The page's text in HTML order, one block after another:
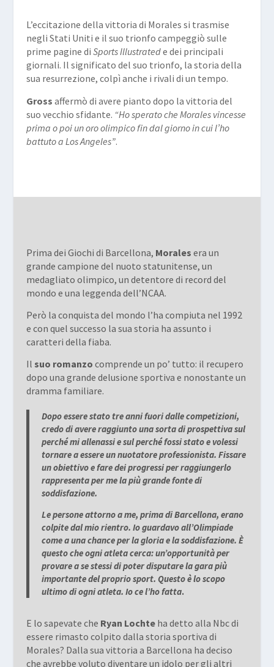
L’eccitazione della vittoria di Morales si trasmise
negli Stati Uniti e il suo trionfo campeggiò sulle
prime pagine di Sports Illustratede dei principali
giornali. Il significato del suo trionfo, la storia della
sua resurrezione, colpì anche i rivali di un tempo.
Gross affermò di avere pianto dopo la vittoria del
suo vecchio sfidante. “Ho sperato che Morales vincesse
prima o poi un oro olimpico fin dal giorno in cui l’ho
battuto a Los Angeles”.
Prima dei Giochi di Barcellona, Morales era un
grande campione del nuoto statunitense, un
medagliato olimpico, un detentore di record del
mondo e una leggenda dell’NCAA.
Però la conquista del mondo l’ha compiuta nel 1992
e con quel successo la sua storia ha assunto i
caratteri della fiaba.
Il suo romanzo comprende un po’ tutto: il recupero
dopo una grande delusione sportiva e nonostante un
dramma familiare.
Dopo essere stato tre anni fuori dalle competizioni,
credo di avere raggiunto una sorta di prospettiva sul
perché mi allenassi e sul perché fossi stato e volessi
tornare a essere un nuotatore professionista. Fissare
un obiettivo e fare dei progressi per raggiungerlo
rappresenta per me la più grande fonte di
soddisfazione.
Le persone attorno a me, prima di Barcellona, erano
colpite dal mio rientro. Io guardavo all’Olimpiade
come a una chance per la gloria e la soddisfazione. È
questo che ogni atleta cerca: un’opportunità per
provare a se stessi di poter disputare la gara più
importante del proprio sport. Questo è lo scopo
ultimo di ogni atleta. Io ce l’ho fatta.
E lo sapevate che Ryan Lochteha detto alla Nbc di
essere rimasto colpito dalla storia sportiva di
Morales? Dalla sua vittoria a Barcellona ha deciso
che avrebbe voluto diventare un idolo per gli altri